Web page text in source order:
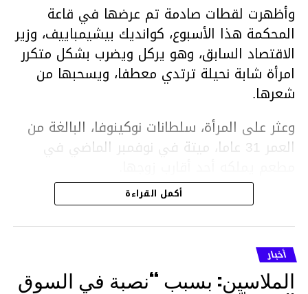
وأظهرت لقطات صادمة تم عرضها في قاعة
المحكمة هذا الأسبوع، كوانديك بيشيمباييف، وزير
الاقتصاد السابق، وهو يركل ويضرب بشكل متكرر
امرأة شابة نحيلة ترتدي معطفا، ويسحبها من
شعرها.
وعثر على المرأة، سلطانات نوكينوفا، البالغة من
العمر 31 عاما، ميتة في نوفمبر الماضي في
ووفقا لتقرير الطبيب الشرعي، توفيت نوكينوفا
متأثرة بصدمة في الدماغ، وكانت إحدى عظام
أنفها مكسورة وكانت هناك كدمات متعددة على
وجهها ورأسها وذراعيها ويديها.
أكمل القراءة
أخبار
الملاسين: بسبب “نصبة في السوق